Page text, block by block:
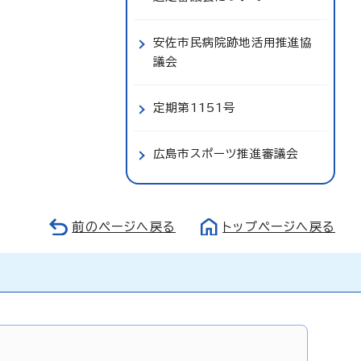
安佐市民病院跡地活用推進協
議会
定期第1151号
広島市スポーツ推進審議会
前のページへ戻る トップページへ戻る